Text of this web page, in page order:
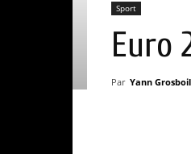
Sport
Euro
Par Yann